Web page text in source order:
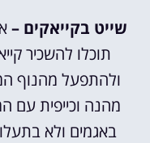
שייט בקייאקים –
תוכלו להשכיר
ולהתפעל מהנוף
מהנה וכייפית עם
באגמים ולא